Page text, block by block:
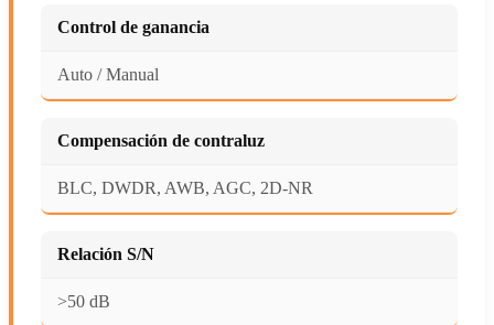
Control de ganancia
Auto / Manual
Compensación de contraluz
BLC, DWDR, AWB, AGC, 2D-NR
Relación S/N
>50 dB